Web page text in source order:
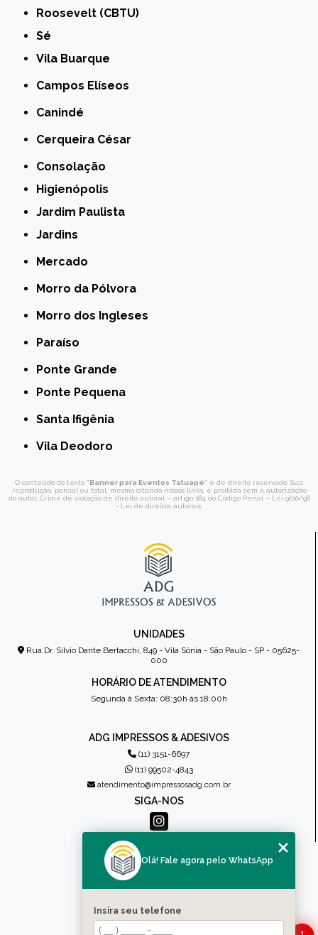
Roosevelt (CBTU)
Sé
Vila Buarque
Campos Elíseos
Canindé
Cerqueira César
Consolação
Higienópolis
Jardim Paulista
Jardins
Mercado
Morro da Pólvora
Morro dos Ingleses
Paraíso
Ponte Grande
Ponte Pequena
Santa Ifigênia
Vila Deodoro
O conteúdo do texto "Banner para Eventos Tatuapé" é de direito reservado. Sua
reprodução, parcial ou total, mesmo citando nossos links, é proibida sem a autorização
do autor. Crime de violação de direito autoral – artigo 184 do Código Penal – Lei 9610/98
- Lei de direitos autorais
UNIDADES
Rua Dr. Sílvio Dante Bertacchi, 849 - Vila Sônia - São Paulo - SP - 05625-
000
HORÁRIO DE ATENDIMENTO
Segunda à Sexta: 08:30h às 18:00h
ADG IMPRESSOS & ADESIVOS
(11) 3151-6697
(11) 99502-4843
atendimento@impressosadg.com.br
SIGA-NOS
MENU
QUEM SOMOS
PRODUTOS
CONTATO
Olá! Fale agora pelo WhatsApp
Insira seu telefone